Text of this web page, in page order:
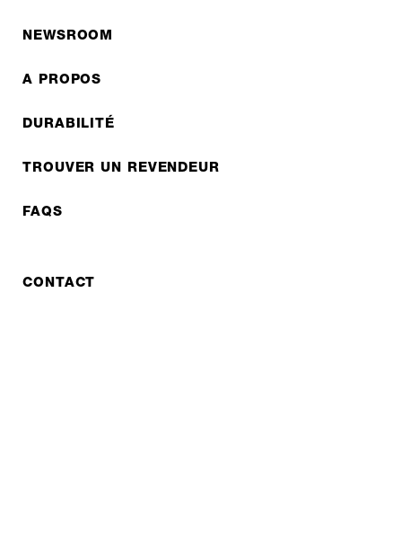
NEWSROOM
A PROPOS
DURABILITÉ
TROUVER UN REVENDEUR
FAQS
CONTACT